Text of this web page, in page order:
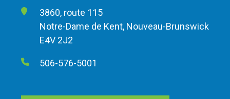
3860, route 115
Notre-Dame de Kent, Nouveau-Brunswick
E4V 2J2
506-576-5001